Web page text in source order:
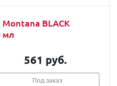
BLACK
мл
561 руб.
Под заказ